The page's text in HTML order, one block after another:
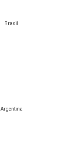
Brasil
Argentina